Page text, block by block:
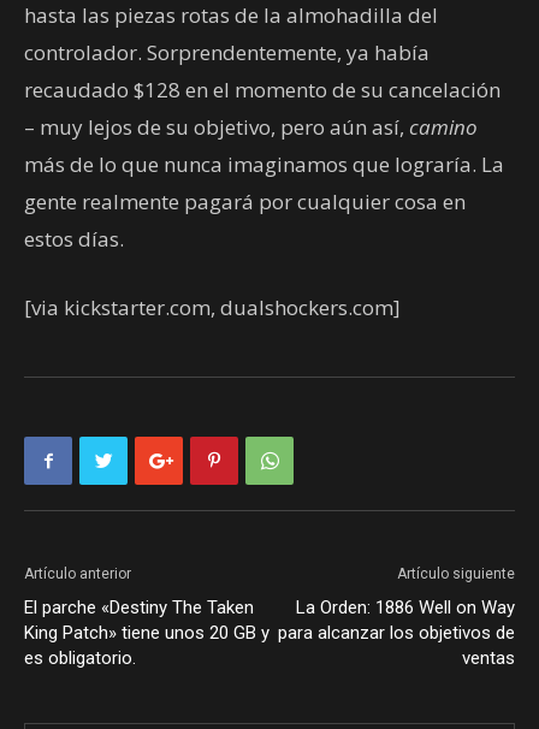
hasta las piezas rotas de la almohadilla del
controlador. Sorprendentemente, ya había
recaudado $128 en el momento de su cancelación
– muy lejos de su objetivo, pero aún así, camino
más de lo que nunca imaginamos que lograría. La
gente realmente pagará por cualquier cosa en
estos días.
[via kickstarter.com, dualshockers.com]
Artículo anterior
El parche «Destiny The Taken
King Patch» tiene unos 20 GB y
es obligatorio.
Artículo siguiente
La Orden: 1886 Well on Way
para alcanzar los objetivos de
ventas